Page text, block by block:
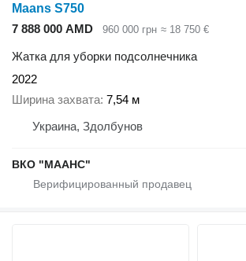
Maans S750
7 888 000 AMD
960 000 грн ≈ 18 750 €
Жатка для уборки подсолнечника
2022
Ширина захвата 7,54 м
Украина, Здолбунов
ВКО "МААНС"